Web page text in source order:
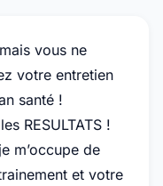
vous ne
votre entretien
santé !
RESULTATS !
m’occupe de
et votre